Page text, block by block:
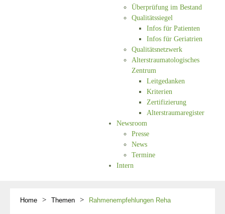
Überprüfung im Bestand
Qualitätssiegel
Infos für Patienten
Infos für Geriatrien
Qualitätsnetzwerk
Alterstraumatologisches
Zentrum
Leitgedanken
Kriterien
Zertifizierung
Alterstraumaregister
Newsroom
Presse
News
Termine
Intern
Home Themen Rahmenempfehlungen Reha